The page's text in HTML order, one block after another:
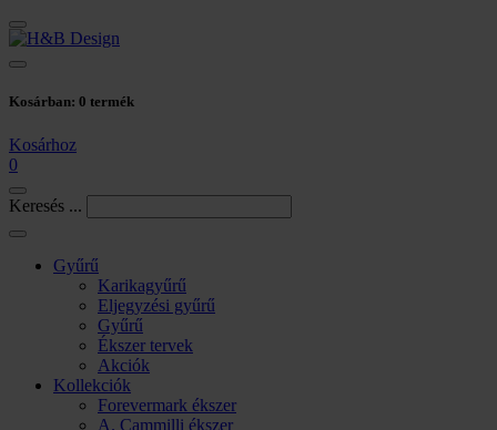
Kosárban: 0 termék
Kosárhoz
0
Keresés ...
Gyűrű
Karikagyűrű
Eljegyzési gyűrű
Gyűrű
Ékszer tervek
Akciók
Kollekciók
Forevermark ékszer
A. Cammilli ékszer